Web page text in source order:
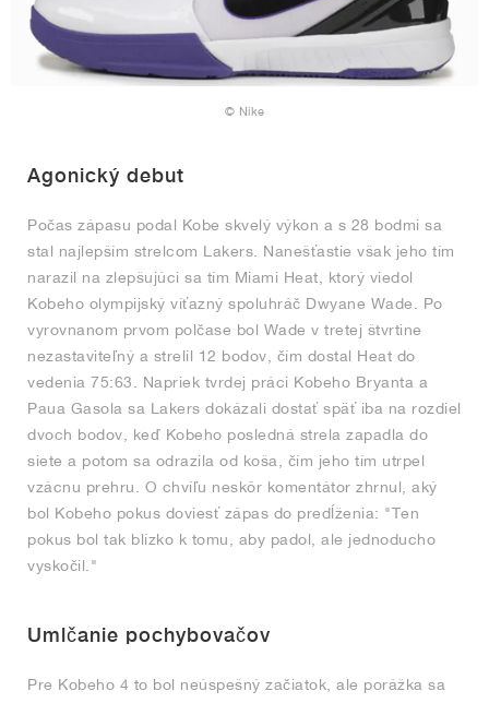
© Nike
Agonický debut
Počas zápasu podal Kobe skvelý výkon a s 28 bodmi sa
stal najlepším strelcom Lakers. Nanešťastie však jeho tím
narazil na zlepšujúci sa tím Miami Heat, ktorý viedol
Kobeho olympijský víťazný spoluhráč Dwyane Wade. Po
vyrovnanom prvom polčase bol Wade v tretej štvrtine
nezastaviteľný a strelil 12 bodov, čím dostal Heat do
vedenia 75:63. Napriek tvrdej práci Kobeho Bryanta a
Paua Gasola sa Lakers dokázali dostať späť iba na rozdiel
dvoch bodov, keď Kobeho posledná strela zapadla do
siete a potom sa odrazila od koša, čím jeho tím utrpel
vzácnu prehru. O chvíľu neskôr komentátor zhrnul, aký
bol Kobeho pokus doviesť zápas do predĺženia: "Ten
pokus bol tak blízko k tomu, aby padol, ale jednoducho
vyskočil."
Umlčanie pochybovačov
Pre Kobeho 4 to bol neúspešný začiatok, ale porážka sa